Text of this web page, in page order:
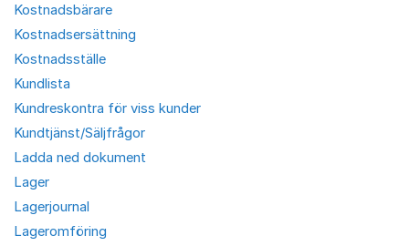
Kostnadsbärare
Kostnadsersättning
Kostnadsställe
Kundlista
Kundreskontra för viss kunder
Kundtjänst/Säljfrågor
Ladda ned dokument
Lager
Lagerjournal
Lageromföring